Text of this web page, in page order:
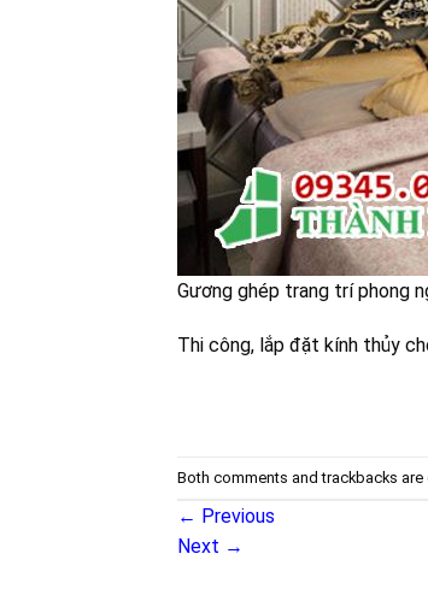
Gương ghép trang trí phong
Thi công, lắp đặt kính thủy
Both comments and trackbacks are
← Previous
Next →